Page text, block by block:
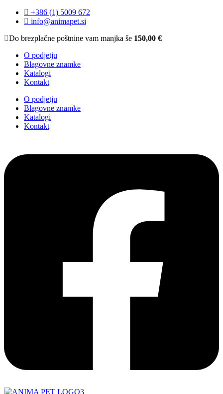
+386 (1) 5009 672
info@animapet.si
Do brezplačne poštnine vam manjka še 150,00 €
O podjetju
Blagovne znamke
Katalogi
Kontakt
O podjetju
Blagovne znamke
Katalogi
Kontakt